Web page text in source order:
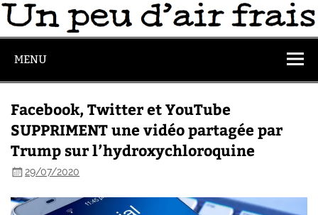
MENU
Facebook, Twitter et YouTube
SUPPRIMENT une vidéo partagée par
Trump sur l’hydroxychloroquine
29/07/2020